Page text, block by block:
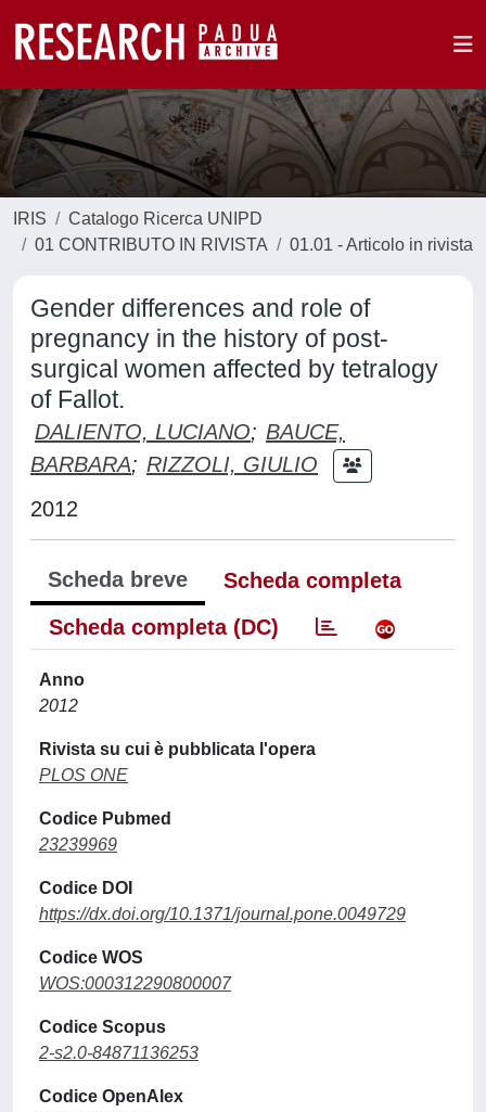
IRIS
Catalogo Ricerca UNIPD
01 CONTRIBUTO IN RIVISTA
01.01 - Articolo in rivista
Gender differences and role of
pregnancy in the history of post-
surgical women affected by tetralogy
of Fallot.
DALIENTO, LUCIANO; BAUCE,
BARBARA; RIZZOLI, GIULIO
2012
Scheda breve
Scheda completa
Scheda completa (DC)
Anno
2012
Rivista su cui è pubblicata l'opera
PLOS ONE
Codice Pubmed
23239969
Codice DOI
https://dx.doi.org/10.1371/journal.pone.0049729
Codice WOS
WOS:000312290800007
Codice Scopus
2-s2.0-84871136253
Codice OpenAlex